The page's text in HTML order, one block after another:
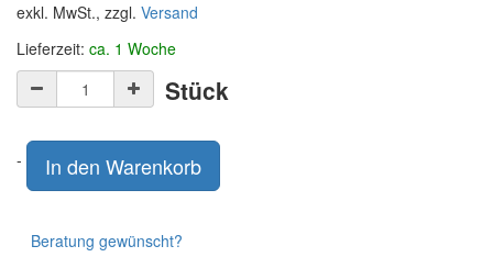
exkl. MwSt., zzgl. Versand
Lieferzeit: ca. 1 Woche
Stück
- In den Warenkorb
Beratung gewünscht?